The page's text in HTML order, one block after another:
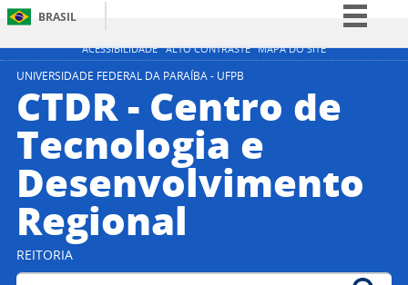
ACESSIBILIDADE ALTO CONTRASTE MAPA DO SITE
BRASIL
Simplifique!
Participe
Legislação
Canais
UNIVERSIDADE FEDERAL DA PARAÍBA - UFPB
CTDR - Centro de
Tecnologia e
Desenvolvimento
Regional
REITORIA
Buscar no portal